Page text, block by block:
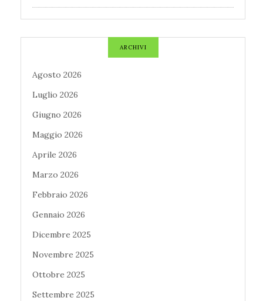
ARCHIVI
Agosto 2026
Luglio 2026
Giugno 2026
Maggio 2026
Aprile 2026
Marzo 2026
Febbraio 2026
Gennaio 2026
Dicembre 2025
Novembre 2025
Ottobre 2025
Settembre 2025